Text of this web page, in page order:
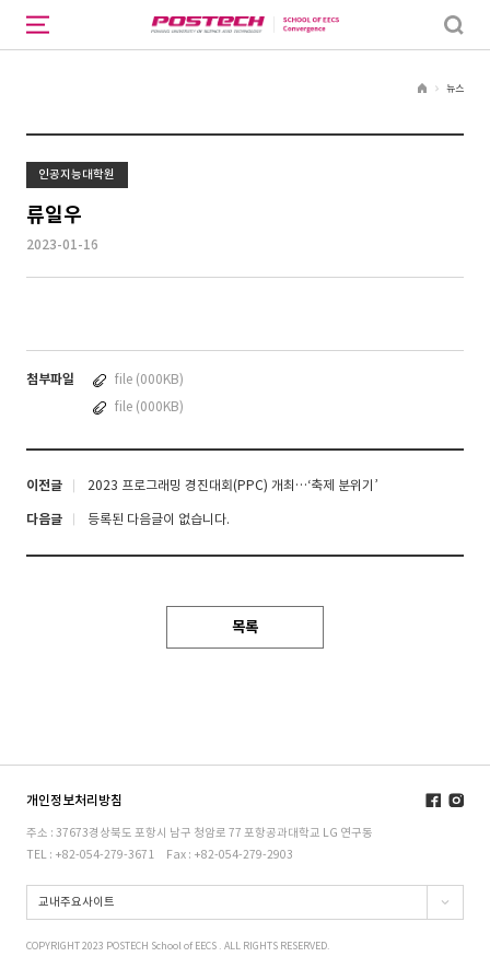
H
뉴스
인공지능대학원
류일우
2023-01-16
첨부파일
file (000KB)
file (000KB)
이전글 2023 프로그래밍 경진대회(PPC) 개최…‘축제 분위기’
다음글 등록된 다음글이 없습니다.
목록
개인정보처리방침
주소 : 37673경상북도 포항시 남구 청암로 77 포항공과대학교 LG 연구동
TEL : +82-054-279-3671
Fax : +82-054-279-2903
교내주요사이트
COPYRIGHT 2023 POSTECH School of EECS . ALL RIGHTS RESERVED.